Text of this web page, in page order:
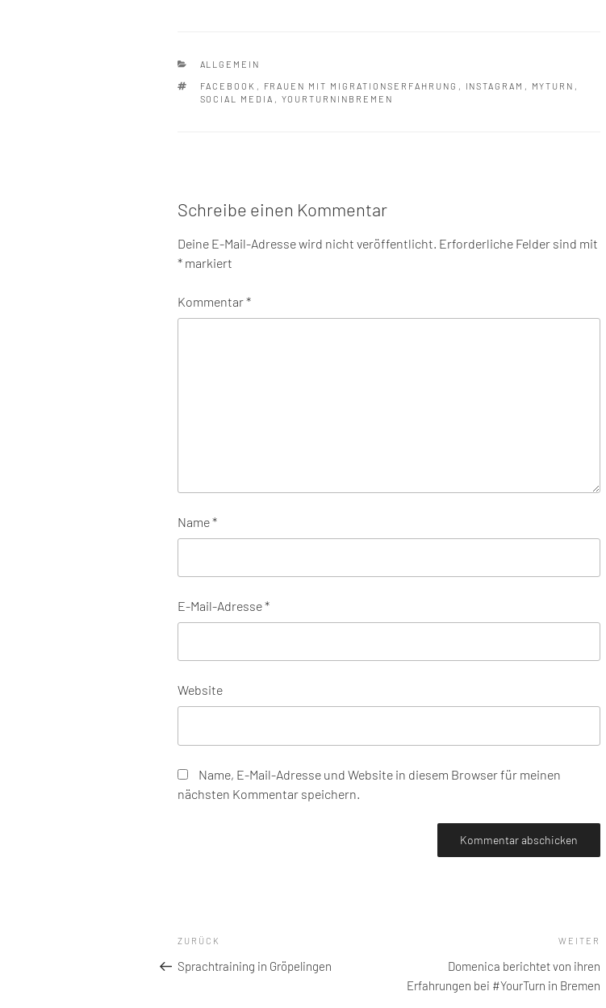
KATEGORIEN
ALLGEMEIN
SCHLAGWÖRTER
FACEBOOK , FRAUEN MIT MIGRATIONSERFAHRUNG , INSTAGRAM , MYTURN ,
SOCIAL MEDIA , YOURTURNINBREMEN
Schreibe einen Kommentar
Deine E-Mail-Adresse wird nicht veröffentlicht. Erforderliche Felder sind mit
* markiert
Kommentar*
Name*
E-Mail-Adresse*
Website
Name, E-Mail-Adresse und Website in diesem Browser für meinen
nächsten Kommentar speichern.
Beitragsnavigation
Vorheriger
Beitrag
ZURÜCK
Sprachtraining in Gröpelingen
WEITER
Domenica berichtet von ihren
Erfahrungen bei #YourTurn in Bremen